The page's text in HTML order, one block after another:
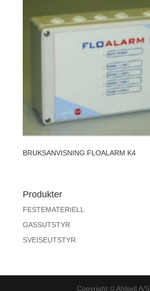
BRUKSANVISNING FLOALARM K4
Produkter
FESTEMATERIELL
GASSUTSTYR
SVEISEUTSTYR
Copyright © Ahlsell A/S